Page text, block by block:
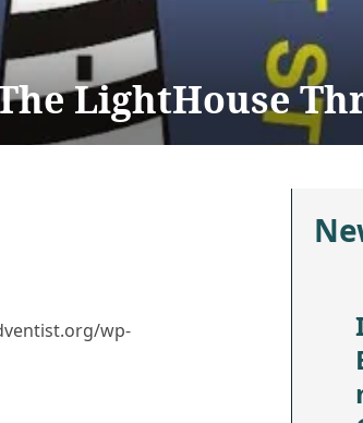
LightHouse
wp-